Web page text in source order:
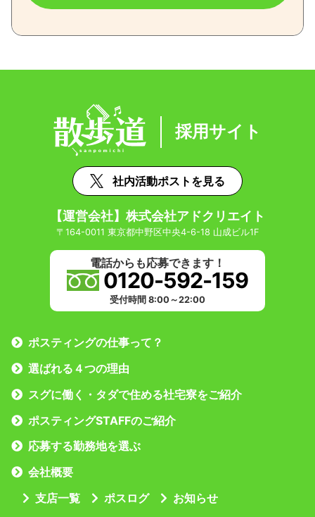
採用サイト
社内活動ポストを見る
【運営会社】株式会社アドクリエイト
〒164-0011 東京都中野区中央4-6-18 山成ビル1F
電話からも応募できます！
0120-592-159
受付時間 8:00～22:00
ポスティングの仕事って？
選ばれる４つの理由
スグに働く・タダで住める社宅寮をご紹介
ポスティングSTAFFのご紹介
応募する勤務地を選ぶ
会社概要
支店一覧
ポスログ
お知らせ